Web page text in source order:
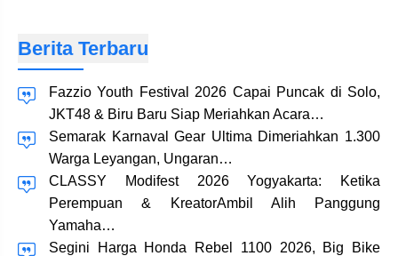
Berita Terbaru
Fazzio Youth Festival 2026 Capai Puncak di Solo,
JKT48 & Biru Baru Siap Meriahkan Acara…
Semarak Karnaval Gear Ultima Dimeriahkan 1.300
Warga Leyangan, Ungaran…
CLASSY Modifest 2026 Yogyakarta: Ketika
Perempuan & KreatorAmbil Alih Panggung
Yamaha…
Segini Harga Honda Rebel 1100 2026, Big Bike